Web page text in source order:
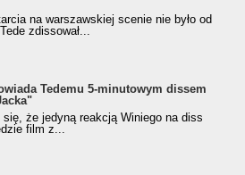
na warszawskiej scenie nie było od
zdissował...
Tedemu 5-minutowym dissem
się, że jedyną reakcją Winiego na diss
film z...